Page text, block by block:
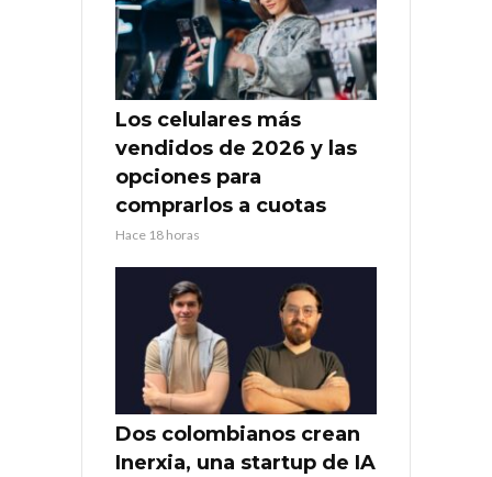
Los celulares más
vendidos de 2026 y las
opciones para
comprarlos a cuotas
Hace 18 horas
Dos colombianos crean
Inerxia, una startup de IA